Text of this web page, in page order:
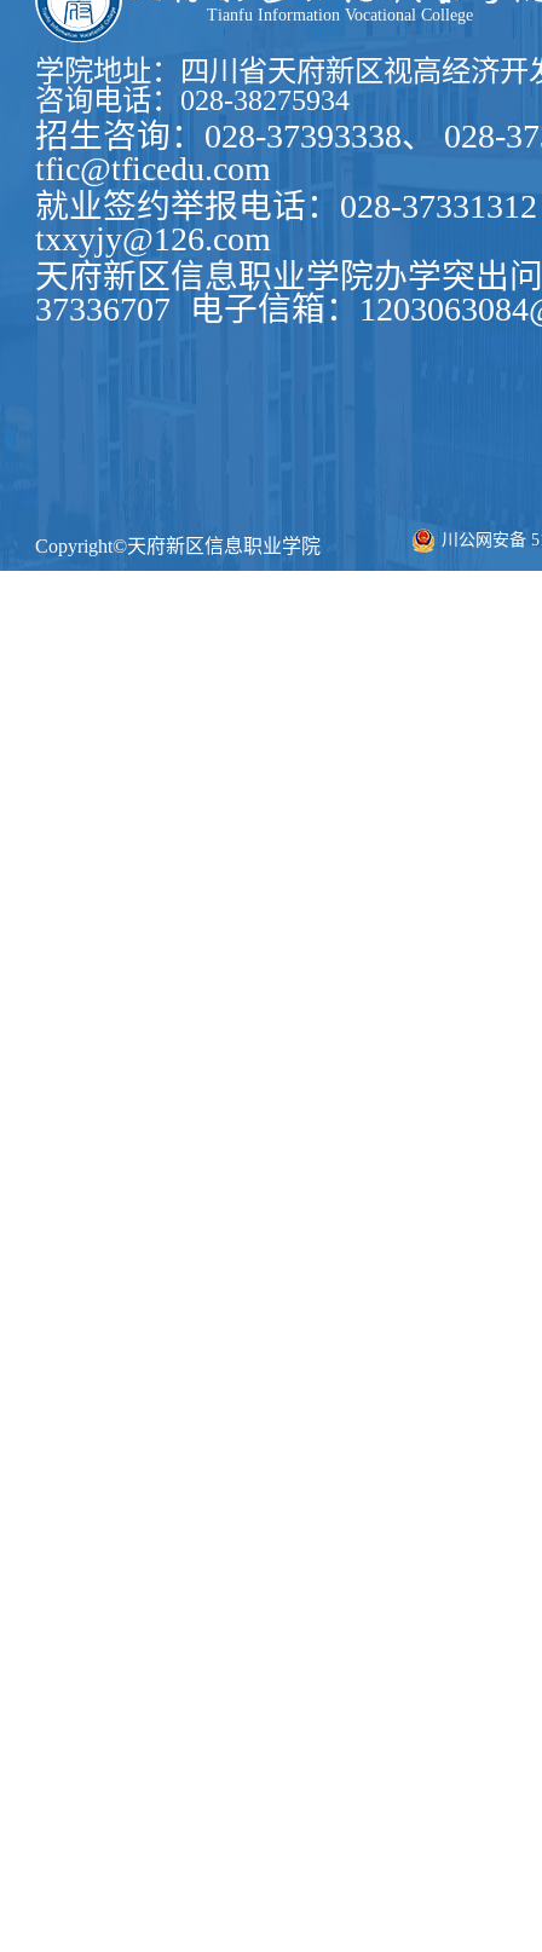
Tianfu Information Vocational College
学院地址：四川省天府新区视高经济开
咨询电话：028-38275934
招生咨询：028-37393338、 028-
tfic@tficedu.com
就业签约举报电话：028-37331312
txxyjy@126.com
天府新区信息职业学院办学突出
37336707
电子信箱：
Copyright©天府新区信息职业学院 川公网安备